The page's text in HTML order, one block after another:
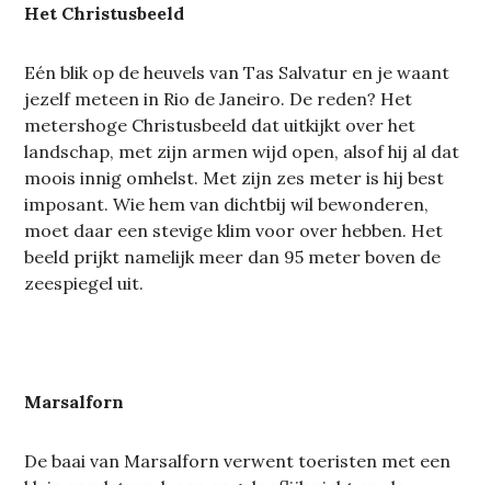
Het Christusbeeld
Eén blik op de heuvels van Tas Salvatur en je waant
jezelf meteen in Rio de Janeiro. De reden? Het
metershoge Christusbeeld dat uitkijkt over het
landschap, met zijn armen wijd open, alsof hij al dat
moois innig omhelst. Met zijn zes meter is hij best
imposant. Wie hem van dichtbij wil bewonderen,
moet daar een stevige klim voor over hebben. Het
beeld prijkt namelijk meer dan 95 meter boven de
zeespiegel uit.
Marsalforn
De baai van Marsalforn verwent toeristen met een